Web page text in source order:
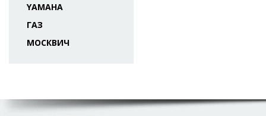
YAMAHA
ГАЗ
МОСКВИЧ